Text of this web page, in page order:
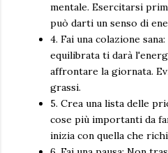
mentale. Esercitarsi
può darti un senso di
4. Fai una colazione
equilibrata ti darà
affrontare la giornata.
grassi.
5. Crea una lista delle
cose più importanti da
inizia con quella che